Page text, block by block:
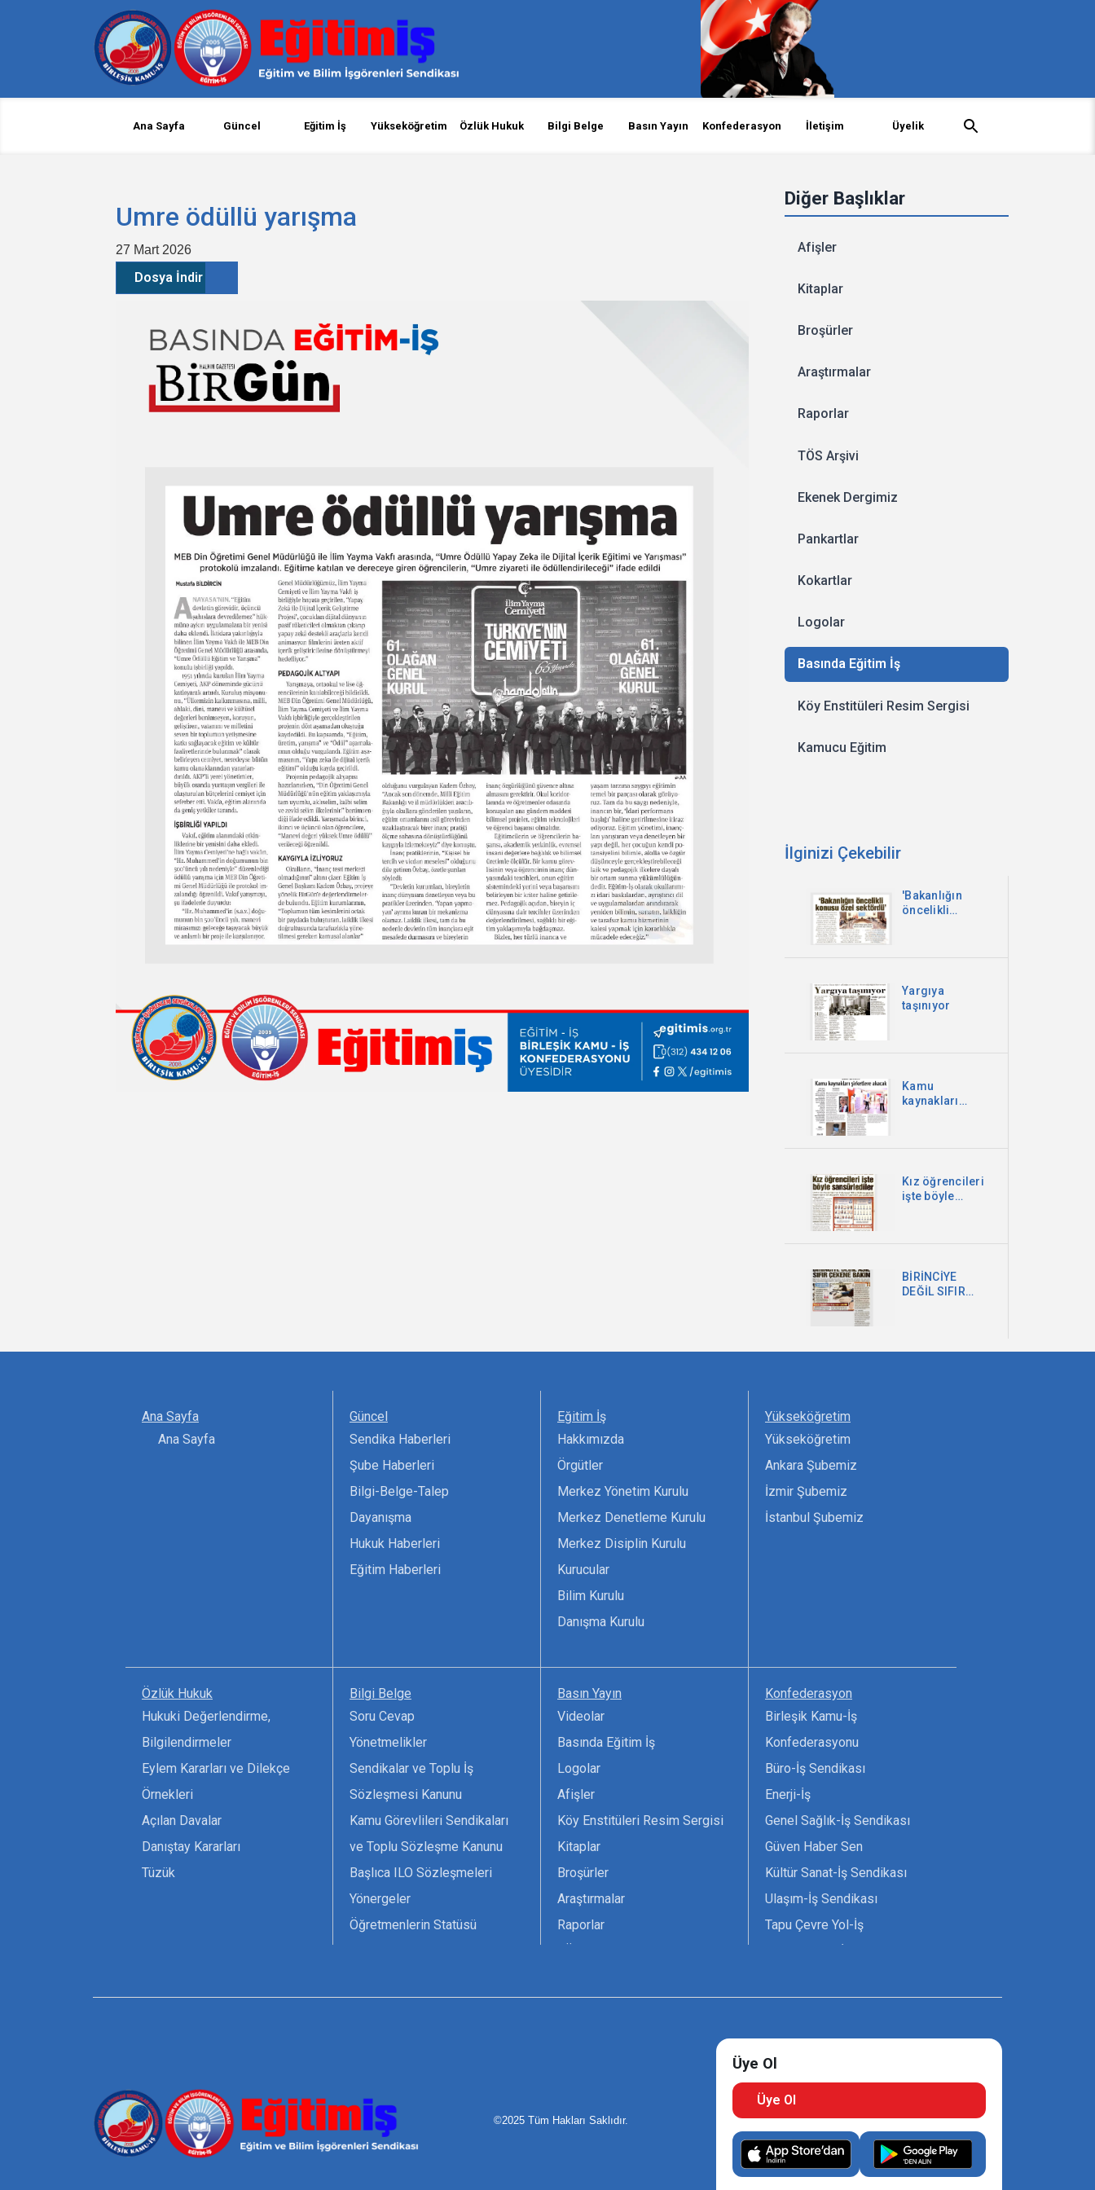
Ana Sayfa Güncel Eğitim İş Yükseköğretim Özlük Hukuk Bilgi Belge Basın Yayın Konfederasyon İletişim Üyelik
Diğer Başlıklar
Afişler
Kitaplar
Broşürler
Araştırmalar
Raporlar
TÖS Arşivi
Ekenek Dergimiz
Pankartlar
Kokartlar
Logolar
Basında Eğitim İş
Köy Enstitüleri Resim Sergisi
Kamucu Eğitim
İlginizi Çekebilir
'Bakanlığın
öncelikli
Yargıya
taşınıyor
Kamu
kaynakları
Kız öğrencileri
işte böyle
BİRİNCİYE
DEĞİL SIFIR
Umre ödüllü yarışma
27 Mart 2026
Dosya İndir
Ana Sayfa
Ana Sayfa
Güncel
Sendika Haberleri
Şube Haberleri
Bilgi-Belge-Talep
Dayanışma
Hukuk Haberleri
Eğitim Haberleri
Eğitim İş
Hakkımızda
Örgütler
Merkez Yönetim Kurulu
Merkez Denetleme Kurulu
Merkez Disiplin Kurulu
Kurucular
Bilim Kurulu
Danışma Kurulu
Yükseköğretim
Yükseköğretim
Ankara Şubemiz
İzmir Şubemiz
İstanbul Şubemiz
Özlük Hukuk
Hukuki Değerlendirme,
Bilgilendirmeler
Eylem Kararları ve Dilekçe
Örnekleri
Açılan Davalar
Danıştay Kararları
Tüzük
Bilgi Belge
Soru Cevap
Yönetmelikler
Sendikalar ve Toplu İş
Sözleşmesi Kanunu
Kamu Görevlileri Sendikaları
ve Toplu Sözleşme Kanunu
Başlıca ILO Sözleşmeleri
Yönergeler
Öğretmenlerin Statüsü
Basın Yayın
Videolar
Basında Eğitim İş
Logolar
Afişler
Köy Enstitüleri Resim Sergisi
Kitaplar
Broşürler
Araştırmalar
Raporlar
Konfederasyon
Birleşik Kamu-İş
Konfederasyonu
Büro-İş Sendikası
Enerji-İş
Genel Sağlık-İş Sendikası
Güven Haber Sen
Kültür Sanat-İş Sendikası
Ulaşım-İş Sendikası
Tapu Çevre Yol-İş
©2025 Tüm Hakları Saklıdır.
Üye Ol
Üye Ol